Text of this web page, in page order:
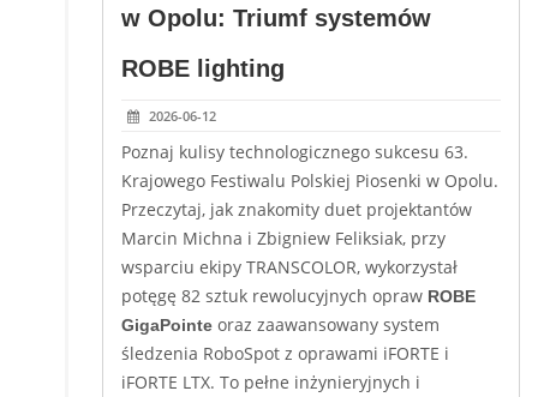
w Opolu: Triumf systemów
ROBE lighting
2026-06-12
Poznaj kulisy technologicznego sukcesu 63.
Krajowego Festiwalu Polskiej Piosenki w Opolu.
Przeczytaj, jak znakomity duet projektantów
Marcin Michna i Zbigniew Feliksiak, przy
wsparciu ekipy TRANSCOLOR, wykorzystał
potęgę 82 sztuk rewolucyjnych opraw ROBE
GigaPointe oraz zaawansowany system
śledzenia RoboSpot z oprawami iFORTE i
iFORTE LTX. To pełne inżynieryjnych i